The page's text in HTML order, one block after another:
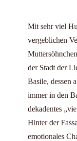
Mit sehr viel
vergeblichen
der Stadt der
Basile, dessen
immer in den
dekadentes
Hinter der
emotionales